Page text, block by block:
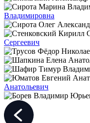
Владимировна
Сергеевич
Анатольевич